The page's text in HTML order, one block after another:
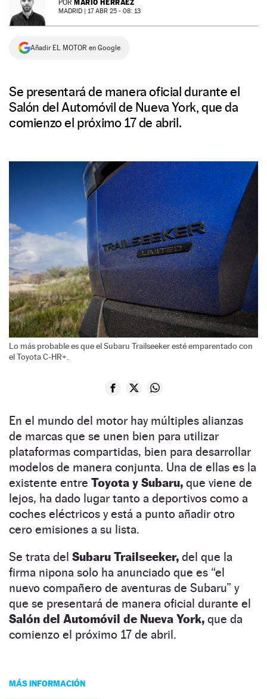
NEWSLETTER
SÍGUENOS
POR MARIO HERRÁEZ
MADRID | 17 ABR 25 - 08: 13
Añadir EL MOTOR en Google
Se presentará de manera oficial durante el
Salón del Automóvil de Nueva York, que da
comienzo el próximo 17 de abril.
Lo más probable es que el Subaru Trailseeker esté emparentado con
el Toyota C-HR+.
En el mundo del motor hay múltiples alianzas
de marcas que se unen bien para utilizar
plataformas compartidas, bien para desarrollar
modelos de manera conjunta. Una de ellas es la
existente entre Toyota y Subaru, que viene de
lejos, ha dado lugar tanto a deportivos como a
coches eléctricos y está a punto añadir otro
cero emisiones a su lista.
Se trata del Subaru Trailseeker, del que la
firma nipona solo ha anunciado que es “el
nuevo compañero de aventuras de Subaru” y
que se presentará de manera oficial durante el
Salón del Automóvil de Nueva York, que da
comienzo el próximo 17 de abril.
MÁS INFORMACIÓN